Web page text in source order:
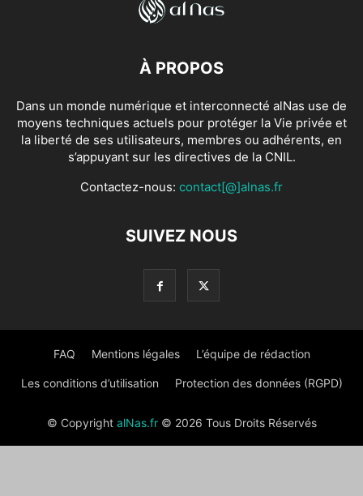
À PROPOS
Dans un monde numérique et interconnecté alNas use de
moyens techniques actuels pour protéger la Vie privée et
la liberté de ses utilisateurs, membres ou adhérents, en
s’appuyant sur les directives de la CNIL.
Contactez-nous: contact[@]alnas.fr
SUIVEZ NOUS
FAQ Mentions légales L’équipe de rédaction
Les conditions d’utilisation Protection des données (RGPD)
© Copyright alNas.fr© 2026 Tous Droits Réservés